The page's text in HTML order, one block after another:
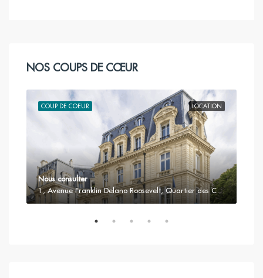
NOS COUPS DE CŒUR
LOCATION
COUP DE COEUR
Nous consulter
1, Avenue Franklin Delano Roosevelt, Quartier des Champs-Élysées, Paris 8e Arrondissement, Paris, France métropolitaine, 75008, France